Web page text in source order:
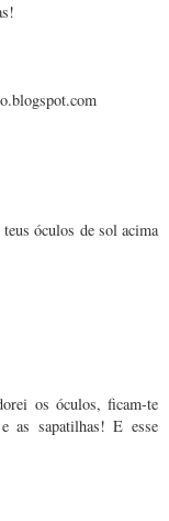
óculos de sol acima
os óculos, ficam-te
as sapatilhas! E esse